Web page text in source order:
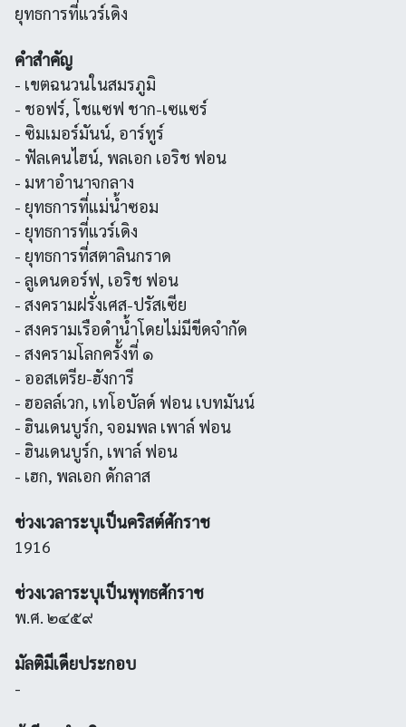
ยุทธการที่แวร์เดิง
คำสำคัญ
- เขตฉนวนในสมรภูมิ
- ชอฟร์, โชแซฟ ชาก-เซแซร์
- ซิมเมอร์มันน์, อาร์ทูร์
- ฟัลเคนไฮน์, พลเอก เอริช ฟอน
- มหาอำนาจกลาง
- ยุทธการที่แม่น้ำซอม
- ยุทธการที่แวร์เดิง
- ยุทธการที่สตาลินกราด
- ลูเดนดอร์ฟ, เอริช ฟอน
- สงครามฝรั่งเศส-ปรัสเซีย
- สงครามเรือดำน้ำโดยไม่มีขีดจำกัด
- สงครามโลกครั้งที่ ๑
- ออสเตรีย-ฮังการี
- ฮอลล์เวก, เทโอบัลด์ ฟอน เบทมันน์
- ฮินเดนบูร์ก, จอมพล เพาล์ ฟอน
- ฮินเดนบูร์ก, เพาล์ ฟอน
- เฮก, พลเอก ดักลาส
ช่วงเวลาระบุเป็นคริสต์ศักราช
1916
ช่วงเวลาระบุเป็นพุทธศักราช
พ.ศ. ๒๔๕๙
มัลติมีเดียประกอบ
-